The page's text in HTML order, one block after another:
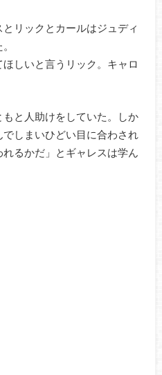
リックとカールはジュディ
しいと言うリック。キャロ
と人助けをしていた。しか
しまいひどい目に合わされ
るかだ」とギャレスは学ん